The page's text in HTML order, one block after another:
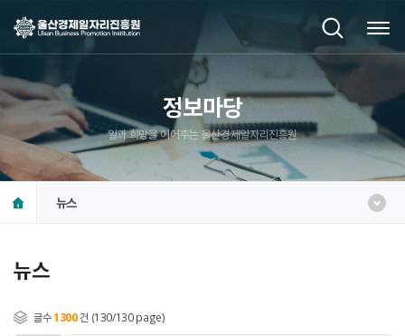
정보마당
일과 희망을 이어주는 울산경제일자리진흥원
뉴스
뉴스
글수1300건 (130/130 page)